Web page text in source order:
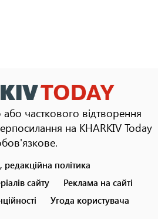
часткового відтворення
на KHARKIV Today
редакційна політика
сайту
Реклама на сайті
Угода користувача